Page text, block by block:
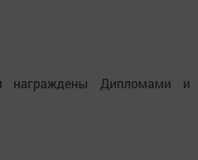
награждены Дипломами и